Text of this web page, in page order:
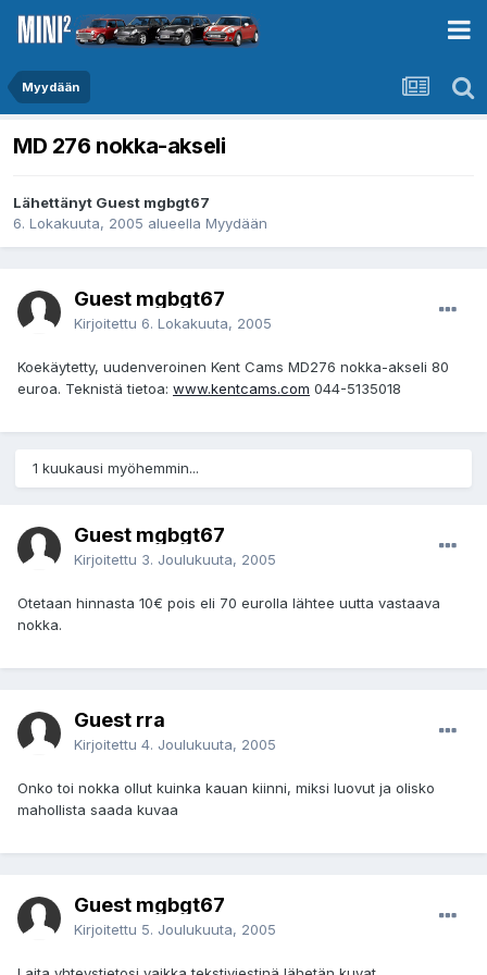
Myydään
MD 276 nokka-akseli
Lähettänyt Guest mgbgt67
6. Lokakuuta, 2005 alueella Myydään
Guest mgbgt67
Kirjoitettu 6. Lokakuuta, 2005
Koekäytetty, uudenveroinen Kent Cams MD276 nokka-akseli 80
euroa. Teknistä tietoa: www.kentcams.com 044-5135018
1 kuukausi myöhemmin...
Guest mgbgt67
Kirjoitettu 3. Joulukuuta, 2005
Otetaan hinnasta 10€ pois eli 70 eurolla lähtee uutta vastaava
nokka.
Guest rra
Kirjoitettu 4. Joulukuuta, 2005
Onko toi nokka ollut kuinka kauan kiinni, miksi luovut ja olisko
mahollista saada kuvaa
Guest mgbgt67
Kirjoitettu 5. Joulukuuta, 2005